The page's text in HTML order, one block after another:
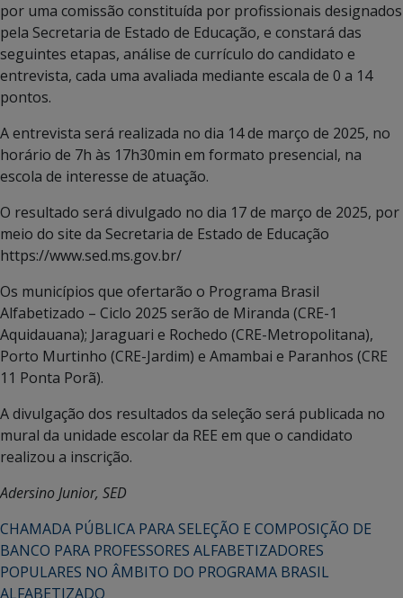
por uma comissão constituída por profissionais designados
pela Secretaria de Estado de Educação, e constará das
seguintes etapas, análise de currículo do candidato e
entrevista, cada uma avaliada mediante escala de 0 a 14
pontos.
A entrevista será realizada no dia 14 de março de 2025, no
horário de 7h às 17h30min em formato presencial, na
escola de interesse de atuação.
O resultado será divulgado no dia 17 de março de 2025, por
meio do site da Secretaria de Estado de Educação
https://www.sed.ms.gov.br/
Os municípios que ofertarão o Programa Brasil
Alfabetizado – Ciclo 2025 serão de Miranda (CRE-1
Aquidauana); Jaraguari e Rochedo (CRE-Metropolitana),
Porto Murtinho (CRE-Jardim) e Amambai e Paranhos (CRE
11 Ponta Porã).
A divulgação dos resultados da seleção será publicada no
mural da unidade escolar da REE em que o candidato
realizou a inscrição.
Adersino Junior, SED
CHAMADA PÚBLICA PARA SELEÇÃO E COMPOSIÇÃO DE
BANCO PARA PROFESSORES ALFABETIZADORES
POPULARES NO ÂMBITO DO PROGRAMA BRASIL
ALFABETIZADO